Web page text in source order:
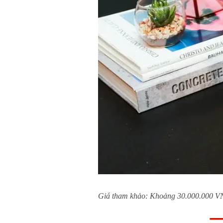
Giá tham khảo: Khoảng 30.000.000